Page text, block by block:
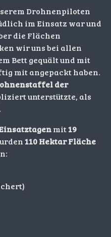
Drohnenpiloten
im Einsatz war und
die Flächen
wir uns bei allen
Bett gequält und mit
mit angepackt haben.
der
unterstützte, als
mit19
110 Hektar Fläche